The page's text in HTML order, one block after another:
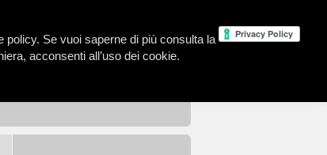
Se vuoi saperne di più consulta la
acconsenti all’uso dei cookie.